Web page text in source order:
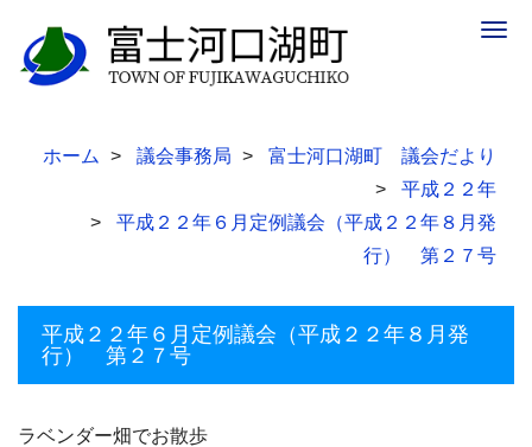
ホーム 議会事務局
富士河口湖町 議会だより
平成２２年
平成２２年６月定例議会（平成２２年８月発
行） 第２７号
平成２２年６月定例議会（平成２２年８月発
行） 第２７号
ラベンダー畑でお散歩